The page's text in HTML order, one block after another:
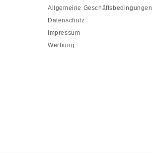
Allgemeine Geschäftsbedingungen
Datenschutz
Impressum
Werbung